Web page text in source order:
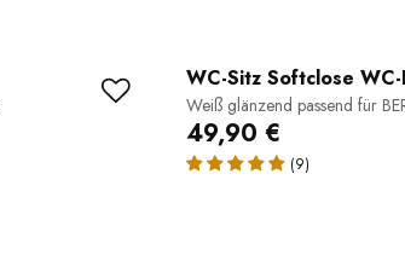
WC-Sitz Softclose
Weiß glänzend passend für
49,90 €
(9)